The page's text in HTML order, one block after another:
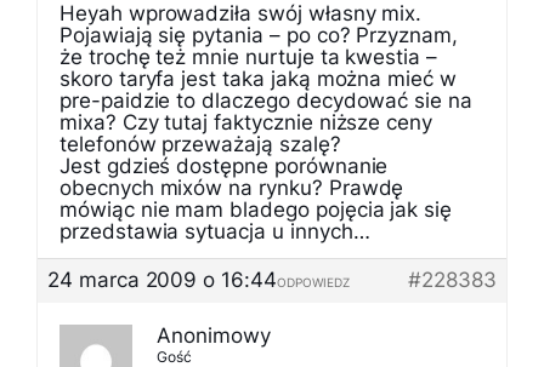
Heyah wprowadziła swój własny mix.
Pojawiają się pytania – po co? Przyznam,
że trochę też mnie nurtuje ta kwestia –
skoro taryfa jest taka jaką można mieć w
pre-paidzie to dlaczego decydować sie na
mixa? Czy tutaj faktycznie niższe ceny
telefonów przeważają szalę?
Jest gdzieś dostępne porównanie
obecnych mixów na rynku? Prawdę
mówiąc nie mam bladego pojęcia jak się
przedstawia sytuacja u innych…
24 marca 2009 o 16:44
#228383
ODPOWIEDZ
Anonimowy
Gość